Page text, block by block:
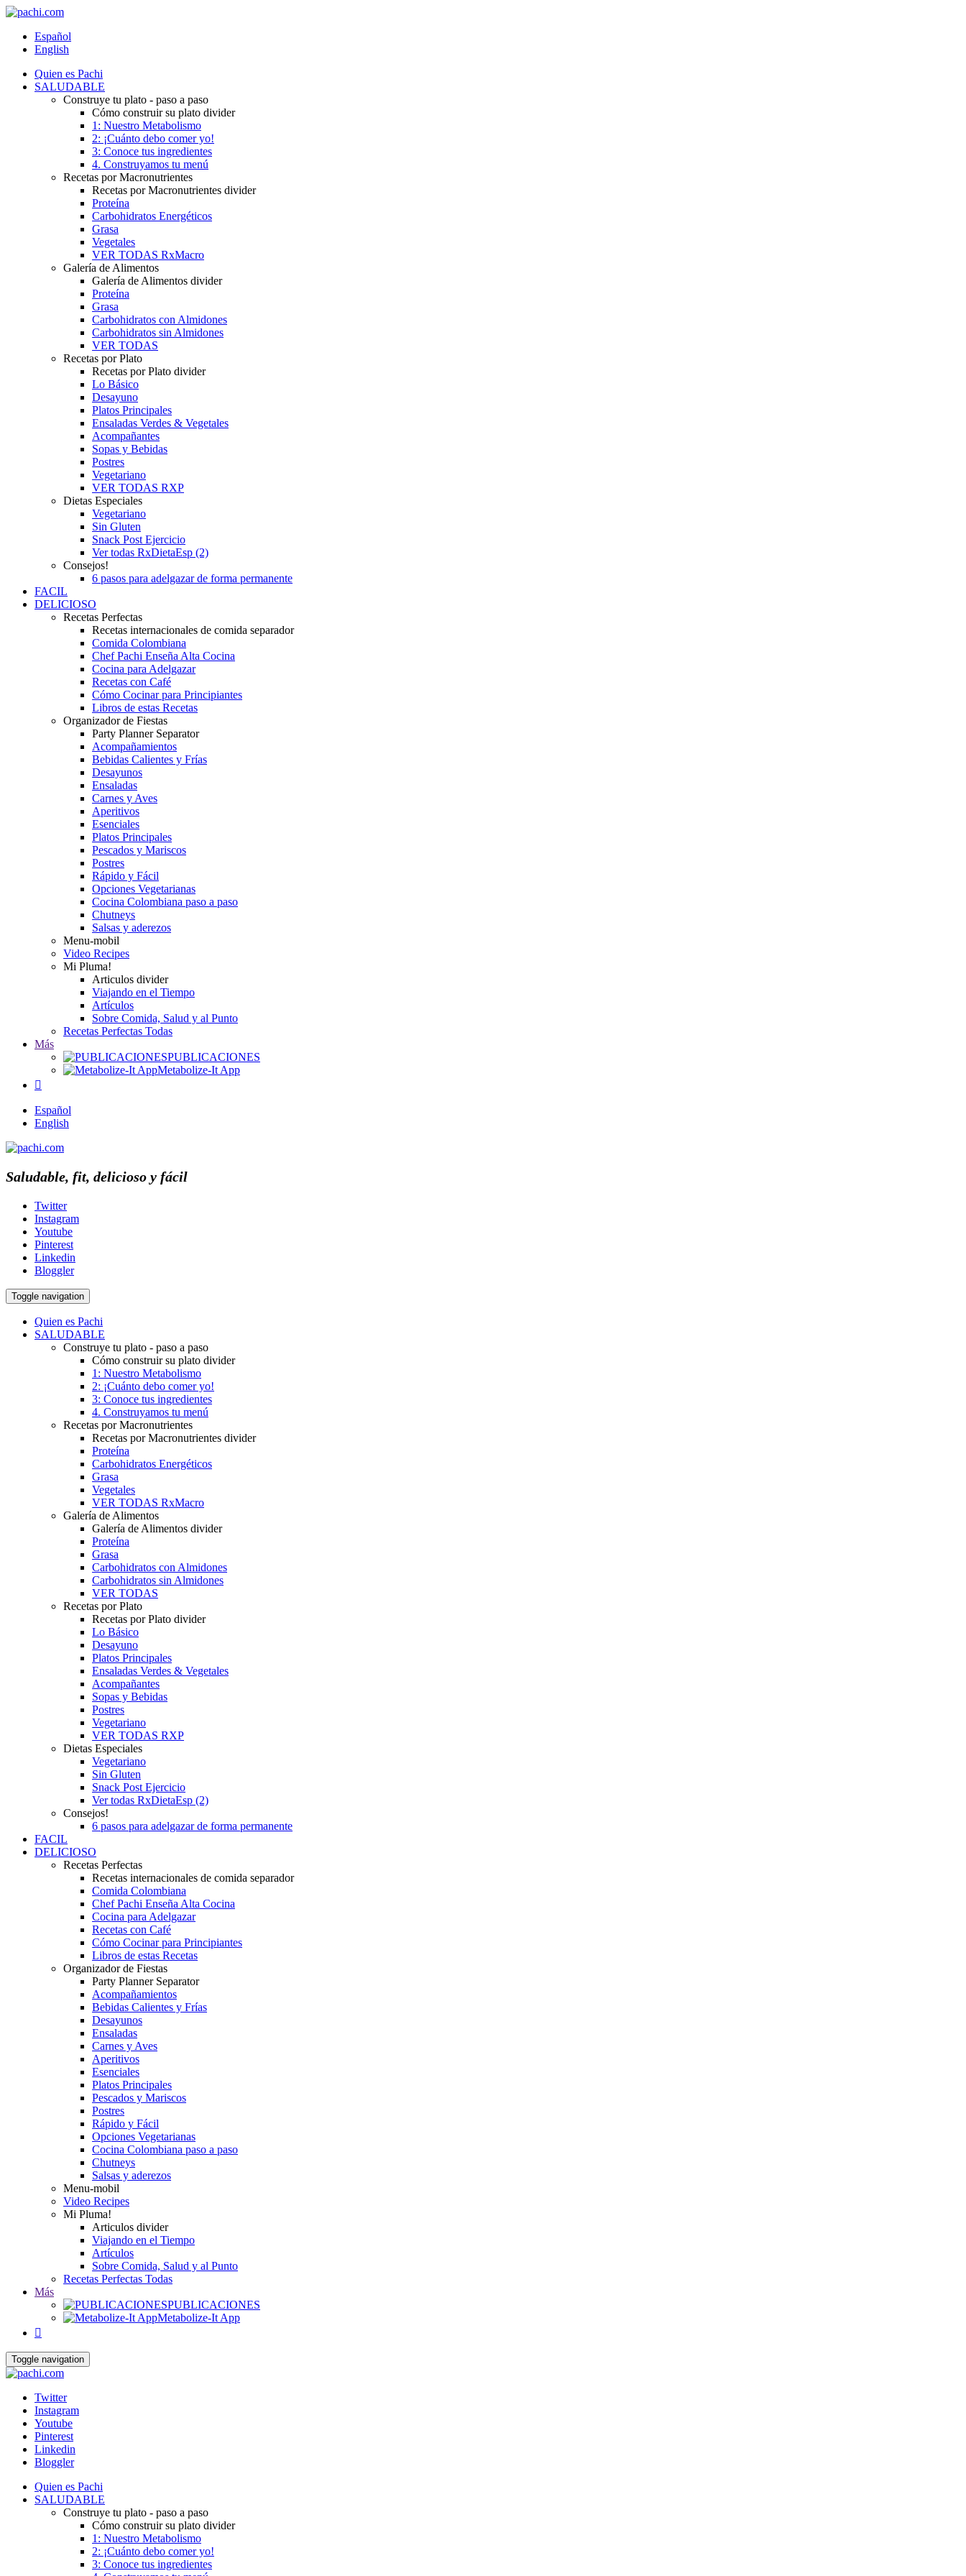
Español
English
Quien es Pachi
SALUDABLE
Construye tu plato - paso a paso
Cómo construir su plato divider
1: Nuestro Metabolismo
2: ¡Cuánto debo comer yo!
3: Conoce tus ingredientes
4. Construyamos tu menú
Recetas por Macronutrientes
Recetas por Macronutrientes divider
Proteína
Carbohidratos Energéticos
Grasa
Vegetales
VER TODAS RxMacro
Galería de Alimentos
Galería de Alimentos divider
Proteína
Grasa
Carbohidratos con Almidones
Carbohidratos sin Almidones
VER TODAS
Recetas por Plato
Recetas por Plato divider
Lo Básico
Desayuno
Platos Principales
Ensaladas Verdes & Vegetales
Acompañantes
Sopas y Bebidas
Postres
Vegetariano
VER TODAS RXP
Dietas Especiales
Vegetariano
Sin Gluten
Snack Post Ejercicio
Ver todas RxDietaEsp (2)
Consejos!
6 pasos para adelgazar de forma permanente
FACIL
DELICIOSO
Recetas Perfectas
Recetas internacionales de comida separador
Comida Colombiana
Chef Pachi Enseña Alta Cocina
Cocina para Adelgazar
Recetas con Café
Cómo Cocinar para Principiantes
Libros de estas Recetas
Organizador de Fiestas
Party Planner Separator
Acompañamientos
Bebidas Calientes y Frías
Desayunos
Ensaladas
Carnes y Aves
Aperitivos
Esenciales
Platos Principales
Pescados y Mariscos
Postres
Rápido y Fácil
Opciones Vegetarianas
Cocina Colombiana paso a paso
Chutneys
Salsas y aderezos
Menu-mobil
Video Recipes
Mi Pluma!
Articulos divider
Viajando en el Tiempo
Artículos
Sobre Comida, Salud y al Punto
Recetas Perfectas Todas
Más
PUBLICACIONES
Metabolize-It App

Español
English
Saludable, fit, delicioso y fácil
Twitter
Instagram
Youtube
Pinterest
Linkedin
Bloggler
Toggle navigation
Quien es Pachi
SALUDABLE
Construye tu plato - paso a paso
Cómo construir su plato divider
1: Nuestro Metabolismo
2: ¡Cuánto debo comer yo!
3: Conoce tus ingredientes
4. Construyamos tu menú
Recetas por Macronutrientes
Recetas por Macronutrientes divider
Proteína
Carbohidratos Energéticos
Grasa
Vegetales
VER TODAS RxMacro
Galería de Alimentos
Galería de Alimentos divider
Proteína
Grasa
Carbohidratos con Almidones
Carbohidratos sin Almidones
VER TODAS
Recetas por Plato
Recetas por Plato divider
Lo Básico
Desayuno
Platos Principales
Ensaladas Verdes & Vegetales
Acompañantes
Sopas y Bebidas
Postres
Vegetariano
VER TODAS RXP
Dietas Especiales
Vegetariano
Sin Gluten
Snack Post Ejercicio
Ver todas RxDietaEsp (2)
Consejos!
6 pasos para adelgazar de forma permanente
FACIL
DELICIOSO
Recetas Perfectas
Recetas internacionales de comida separador
Comida Colombiana
Chef Pachi Enseña Alta Cocina
Cocina para Adelgazar
Recetas con Café
Cómo Cocinar para Principiantes
Libros de estas Recetas
Organizador de Fiestas
Party Planner Separator
Acompañamientos
Bebidas Calientes y Frías
Desayunos
Ensaladas
Carnes y Aves
Aperitivos
Esenciales
Platos Principales
Pescados y Mariscos
Postres
Rápido y Fácil
Opciones Vegetarianas
Cocina Colombiana paso a paso
Chutneys
Salsas y aderezos
Menu-mobil
Video Recipes
Mi Pluma!
Articulos divider
Viajando en el Tiempo
Artículos
Sobre Comida, Salud y al Punto
Recetas Perfectas Todas
Más
PUBLICACIONES
Metabolize-It App

Toggle navigation
Twitter
Instagram
Youtube
Pinterest
Linkedin
Bloggler
Quien es Pachi
SALUDABLE
Construye tu plato - paso a paso
Cómo construir su plato divider
1: Nuestro Metabolismo
2: ¡Cuánto debo comer yo!
3: Conoce tus ingredientes